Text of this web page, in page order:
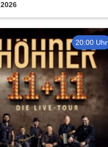
20:00 Uhr